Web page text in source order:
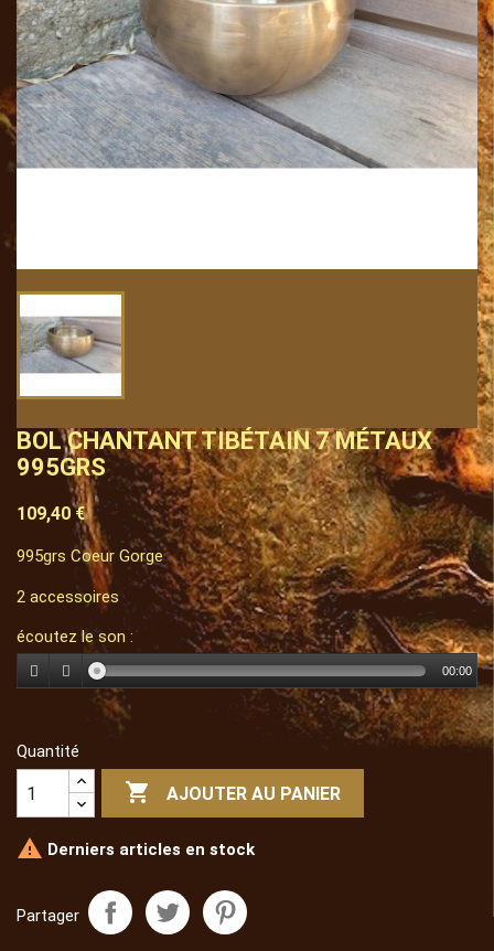
BOL CHANTANT TIBÉTAIN 7 MÉTAUX
995GRS
109,40 €
995grs Coeur Gorge
2 accessoires
écoutez le son :
00:00
Quantité
 AJOUTER AU PANIER
 Derniers articles en stock
Partager